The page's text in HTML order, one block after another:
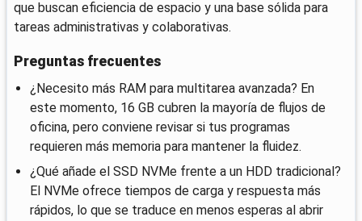
que buscan eficiencia de espacio y una base sólida para
tareas administrativas y colaborativas.
Preguntas frecuentes
¿Necesito más RAM para multitarea avanzada? En
este momento, 16 GB cubren la mayoría de flujos de
oficina, pero conviene revisar si tus programas
requieren más memoria para mantener la fluidez.
¿Qué añade el SSD NVMe frente a un HDD tradicional?
El NVMe ofrece tiempos de carga y respuesta más
rápidos, lo que se traduce en menos esperas al abrir